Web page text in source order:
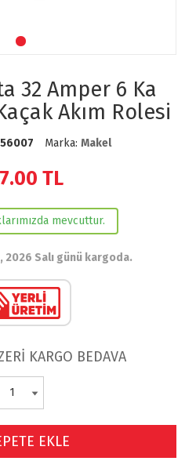
32 Amper 6 Ka
Akım Rolesi
Marka: Makel
TL
mevcuttur.
2026 Salı günü kargoda.
KARGO BEDAVA
EKLE